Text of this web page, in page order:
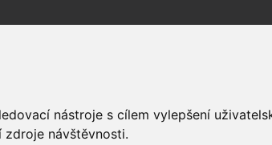
nástroje s cílem vylepšení
zdroje návštěvnosti.